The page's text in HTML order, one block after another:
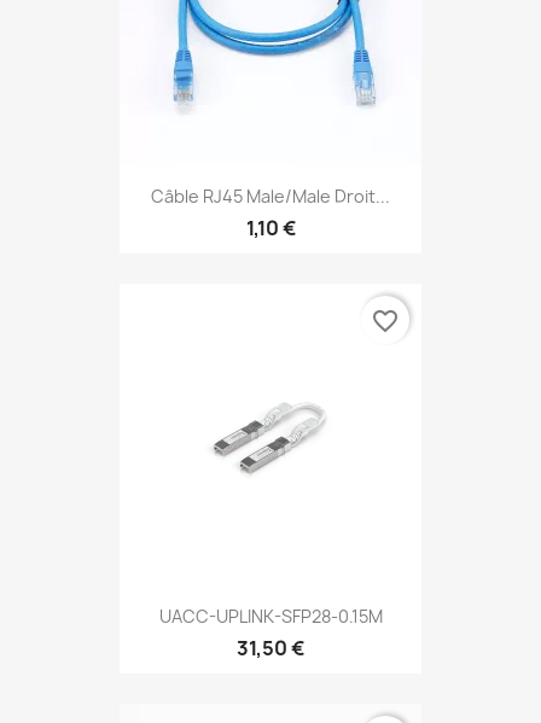
Câble RJ45 Male/Male Droit...
1,10 €
UACC-UPLINK-SFP28-0.15M
31,50 €
favorite_border